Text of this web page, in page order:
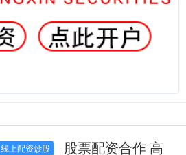
线上配资炒股